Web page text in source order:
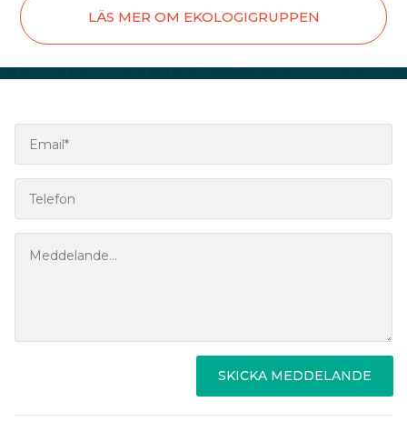
LÄS MER OM EKOLOGIGRUPPEN
SKICKA MEDDELANDE